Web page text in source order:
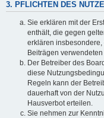
3. PFLICHTEN DES
Sie erklären mit der
enthält, die gegen
erklären
Beiträgen
Der Betreiber des
diese
Regeln kann der
dauerhaft von der
Hausverbot erteilen.
Sie nehmen zur